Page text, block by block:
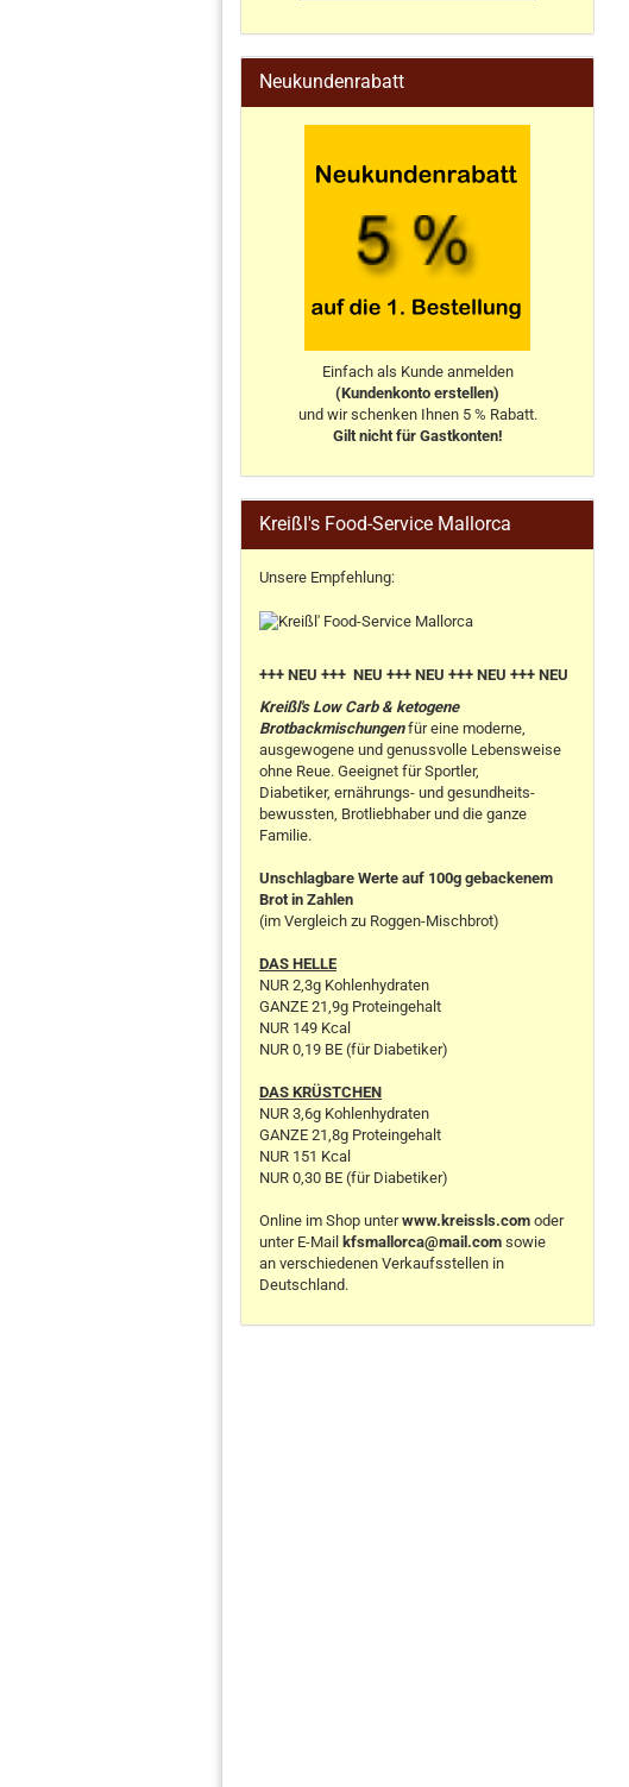
Neukundenrabatt
Einfach als Kunde anmelden
(Kundenkonto erstellen)
und wir schenken Ihnen 5 % Rabatt.
Gilt nicht für Gastkonten!
Kreißl's Food-Service Mallorca
Unsere Empfehlung:
+++ NEU +++ NEU +++ NEU +++ NEU +++ NEU
Kreißl's Low Carb & ketogene
Brotbackmischungenfür eine moderne,
ausgewogene und genussvolle Lebensweise
ohne Reue. Geeignet für Sportler,
Diabetiker, ernährungs- und gesundheits-
bewussten, Brotliebhaber und die ganze
Familie.
Unschlagbare Werte auf 100g gebackenem
Brot in Zahlen
(im Vergleich zu Roggen-Mischbrot)
DAS HELLE
NUR 2,3g Kohlenhydraten
GANZE 21,9g Proteingehalt
NUR 149 Kcal
NUR 0,19 BE (für Diabetiker)
DAS KRÜSTCHEN
NUR 3,6g Kohlenhydraten
GANZE 21,8g Proteingehalt
NUR 151 Kcal
NUR 0,30 BE (für Diabetiker)
Online im Shop unterwww.kreissls.com oder
unter E-Mail kfsmallorca@mail.com sowie
an verschiedenen Verkaufsstellen in
Deutschland.